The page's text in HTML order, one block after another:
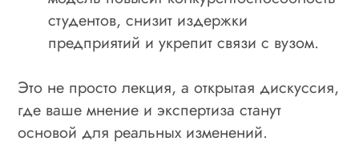
студентов, снизит издержки
предприятий и укрепит связи с вузом.
Это не просто лекция, а открытая дискуссия,
где ваше мнение и экспертиза станут
основой для реальных изменений.